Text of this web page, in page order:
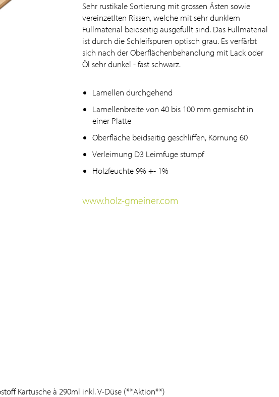
Sehr rustikale Sortierung mit grossen Ästen sowie
vereinzetlten Rissen, welche mit sehr dunklem
Füllmaterial beidseitig ausgefüllt sind. Das Füllmaterial
ist durch die Schleifspuren optisch grau. Es verfärbt
sich nach der Oberflächenbehandlung mit Lack oder
Öl sehr dunkel - fast schwarz.
Lamellen durchgehend
Lamellenbreite von 40 bis 100 mm gemischt in
einer Platte
Oberfläche beidseitig geschliffen, Körnung 60
Verleimung D3 Leimfuge stumpf
Holzfeuchte 9% +- 1%
www.holz-gmeiner.com
Kartusche à 290ml inkl. V-Düse (**Aktion**)